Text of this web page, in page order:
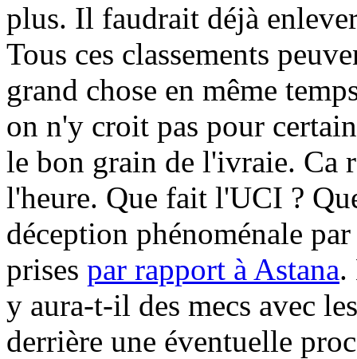
plus. Il faudrait déjà
Tous ces classements
grand chose en même
on n'y croit pas pour
le bon grain de l'ivraie. Ca
l'heure. Que fait l'UCI ?
déception phénoménale
prises par rapport à Astana.
y aura-t-il des mecs avec
derrière une éventuelle